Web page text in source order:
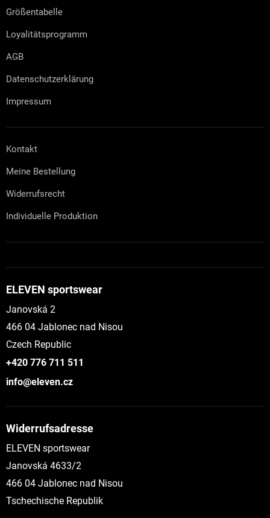
Größentabelle
Loyalitätsprogramm
AGB
Datenschutzerklärung
Impressum
Kontakt
Meine Bestellung
Widerrufsrecht
Individuelle Produktion
ELEVEN sportswear
Janovská 2
466 04 Jablonec nad Nisou
Czech Republic
+420 776 711 511
info@eleven.cz
Widerrufsadresse
ELEVEN sportswear
Janovská 4633/2
466 04 Jablonec nad Nisou
Tschechische Republik